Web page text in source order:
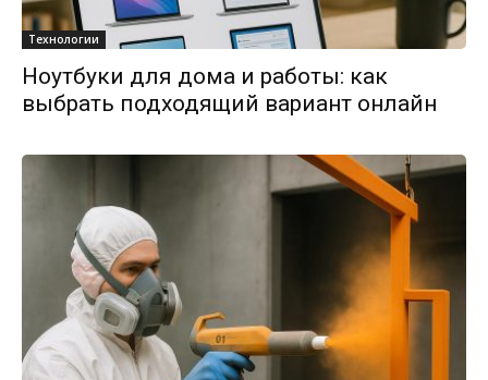
Технологии
Ноутбуки для дома и работы: как
выбрать подходящий вариант онлайн